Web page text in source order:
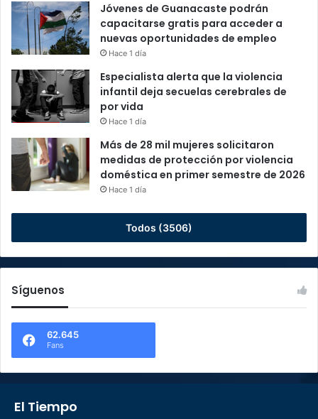
Jóvenes de Guanacaste podrán
capacitarse gratis para acceder a
nuevas oportunidades de empleo
Hace 1 día
Especialista alerta que la violencia
infantil deja secuelas cerebrales de
por vida
Hace 1 día
Más de 28 mil mujeres solicitaron
medidas de protección por violencia
doméstica en primer semestre de 2026
Hace 1 día
Todos (3506)
Síguenos
62.645
Fans
El Tiempo